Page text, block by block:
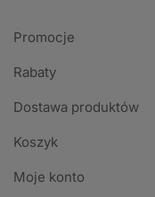
Promocje
Rabaty
Dostawa produktów
Koszyk
Moje konto